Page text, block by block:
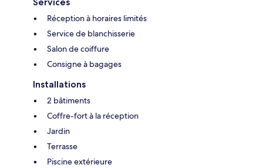
Réception à horaires limités
Service de blanchisserie
Salon de coiffure
Consigne à bagages
Installations
2 bâtiments
Coffre-fort à la réception
Jardin
Terrasse
Piscine extérieure